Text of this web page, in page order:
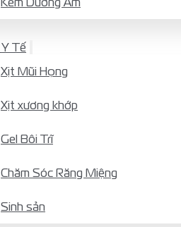
Tế
Xịt Mũi Họng
Xịt xương khớp
Gel Bôi Trĩ
Chăm Sóc Răng Miệng
Sinh sản